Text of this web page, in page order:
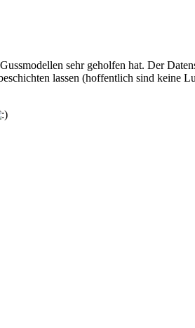
sehr geholfen hat. Der
lassen (hoffentlich sind keine